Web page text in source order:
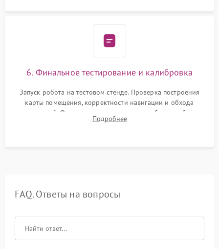
6. Финальное тестирование и калибровка
Запуск робота на тестовом стенде. Проверка построения
карты помещения, корректности навигации и обхода
препятствий. Оценка силы всасывания и работы турбины.
Тестирование автоматического возврата на док-станцию и
Подробнее
FAQ. Ответы на вопросы